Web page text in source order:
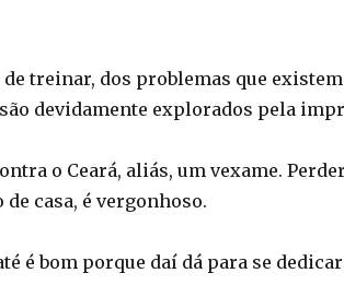
treinar, dos problemas que
devidamente explorados pela
o Ceará, aliás, um vexame.
casa, é vergonhoso.
é bom porque daí dá para se